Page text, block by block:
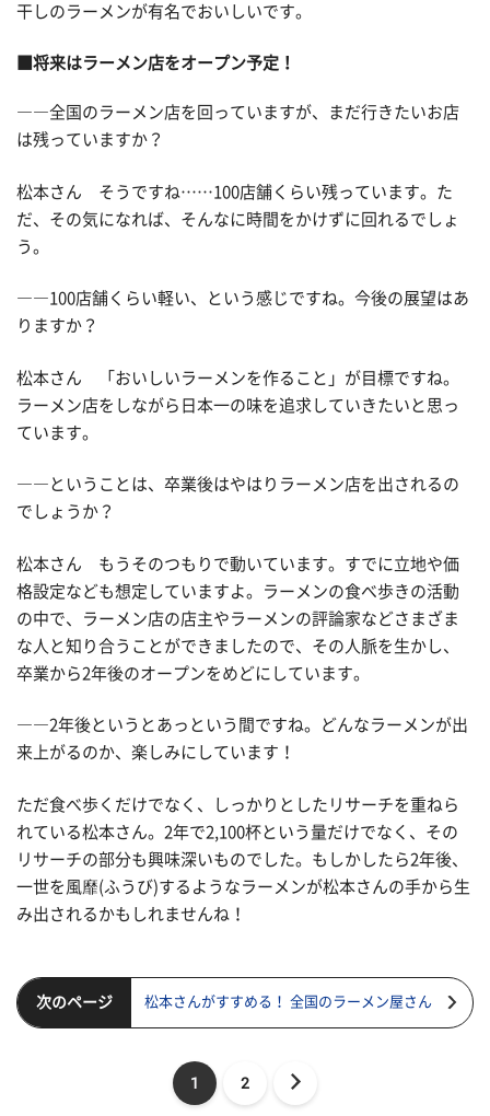
干しのラーメンが有名でおいしいです。
■将来はラーメン店をオープン予定！
――全国のラーメン店を回っていますが、まだ行きたいお店
は残っていますか？
松本さん そうですね……100店舗くらい残っています。た
だ、その気になれば、そんなに時間をかけずに回れるでしょ
う。
――100店舗くらい軽い、という感じですね。今後の展望はあ
りますか？
松本さん 「おいしいラーメンを作ること」が目標ですね。
ラーメン店をしながら日本一の味を追求していきたいと思っ
ています。
――ということは、卒業後はやはりラーメン店を出されるの
でしょうか？
松本さん もうそのつもりで動いています。すでに立地や価
格設定なども想定していますよ。ラーメンの食べ歩きの活動
の中で、ラーメン店の店主やラーメンの評論家などさまざま
な人と知り合うことができましたので、その人脈を生かし、
卒業から2年後のオープンをめどにしています。
――2年後というとあっという間ですね。どんなラーメンが出
来上がるのか、楽しみにしています！
ただ食べ歩くだけでなく、しっかりとしたリサーチを重ねら
れている松本さん。2年で2,100杯という量だけでなく、その
リサーチの部分も興味深いものでした。もしかしたら2年後、
一世を風靡(ふうび)するようなラーメンが松本さんの手から生
み出されるかもしれませんね！
次のページ 松本さんがすすめる！ 全国のラーメン屋さん
1 2